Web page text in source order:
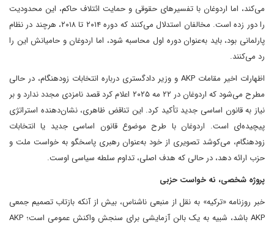
می‌کند، اما اردوغان با تفسیرهای حقوقی و حمایت ائتلاف حاکم، این محدودیت
را دور زده است. مخالفان استدلال می‌کنند که دوره ۲۰۱۴ تا ۲۰۱۸، هرچند در نظام
پارلمانی بود، باید به‌عنوان دوره اول محاسبه شود، اما اردوغان و حامیانش این را
رد می‌کنند.
اظهارات اخیر مقامات AKP و وزیر دادگستری درباره انتخابات زودهنگام، در حالی
مطرح می‌شود که اردوغان در ۲۲ مه ۲۰۲۵ اعلام کرد قصد نامزدی مجدد ندارد و بر
نیاز به قانون اساسی جدید تأکید کرد. این تناقض ظاهری، نشان‌دهنده استراتژی
پیچیده‌ای است. اردوغان با طرح موضوع قانون اساسی جدید یا انتخابات
زودهنگام، می‌کوشد تصویری از خود به‌عنوان رهبری پاسخگو به خواست ملت و
حزب ارائه دهد، در حالی که هدف اصلی، تداوم سلطه سیاسی اوست.
پروژه شخصی، نه خواست حزبی
خبر روزنامه «ترکیه» به نقل از منبعی ناشناس، بیش از آنکه بازتاب تصمیم جمعی
AKP باشد، شبیه به یک بالن آزمایشی برای سنجش واکنش عمومی است؛ AKP